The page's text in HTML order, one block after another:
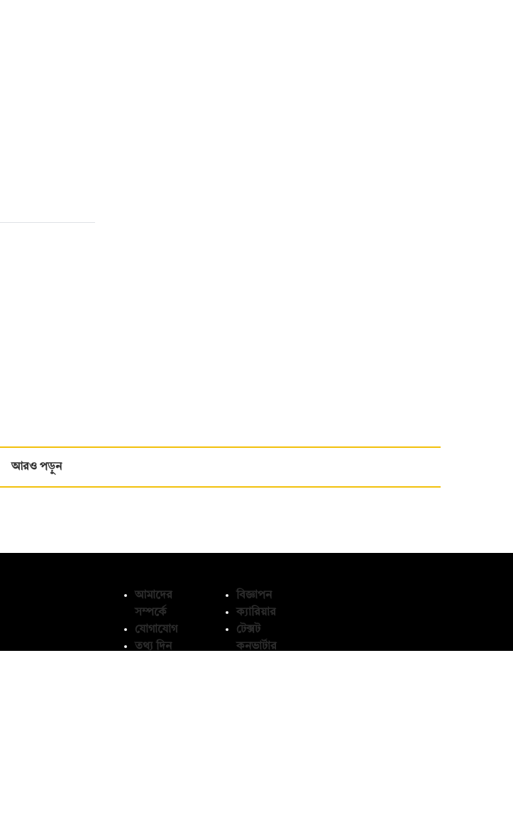
আরও পড়ুন
আমাদের
সম্পর্কে
যোগাযোগ
তথ্য দিন
বিজ্ঞাপন
ক্যারিয়ার
টেক্সট
কনভার্টার